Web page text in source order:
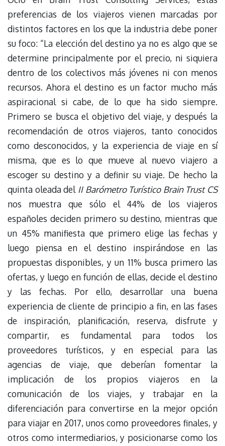
preferencias de los viajeros vienen marcadas por
distintos factores en los que la industria debe poner
su foco: “La elección del destino ya no es algo que se
determine principalmente por el precio, ni siquiera
dentro de los colectivos más jóvenes ni con menos
recursos. Ahora el destino es un factor mucho más
aspiracional si cabe, de lo que ha sido siempre.
Primero se busca el objetivo del viaje, y después la
recomendación de otros viajeros, tanto conocidos
como desconocidos, y la experiencia de viaje en sí
misma, que es lo que mueve al nuevo viajero a
escoger su destino y a definir su viaje. De hecho la
quinta oleada del II Barómetro Turístico Brain Trust CS
nos muestra que sólo el 44% de los viajeros
españoles deciden primero su destino, mientras que
un 45% manifiesta que primero elige las fechas y
luego piensa en el destino inspirándose en las
propuestas disponibles, y un 11% busca primero las
ofertas, y luego en función de ellas, decide el destino
y las fechas. Por ello, desarrollar una buena
experiencia de cliente de principio a fin, en las fases
de inspiración, planificación, reserva, disfrute y
compartir, es fundamental para todos los
proveedores turísticos, y en especial para las
agencias de viaje, que deberían fomentar la
implicación de los propios viajeros en la
comunicación de los viajes, y trabajar en la
diferenciación para convertirse en la mejor opción
para viajar en 2017, unos como proveedores finales, y
otros como intermediarios, y posicionarse como los